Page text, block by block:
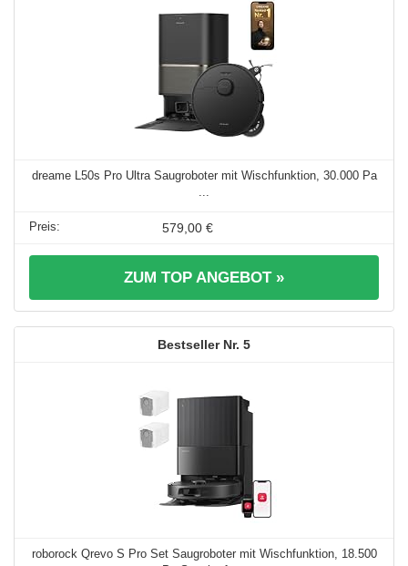
dreame L50s Pro Ultra Saugroboter mit Wischfunktion, 30.000 Pa
...
579,00 €
ZUM TOP ANGEBOT »
5
roborock Qrevo S Pro Set Saugroboter mit Wischfunktion, 18.500